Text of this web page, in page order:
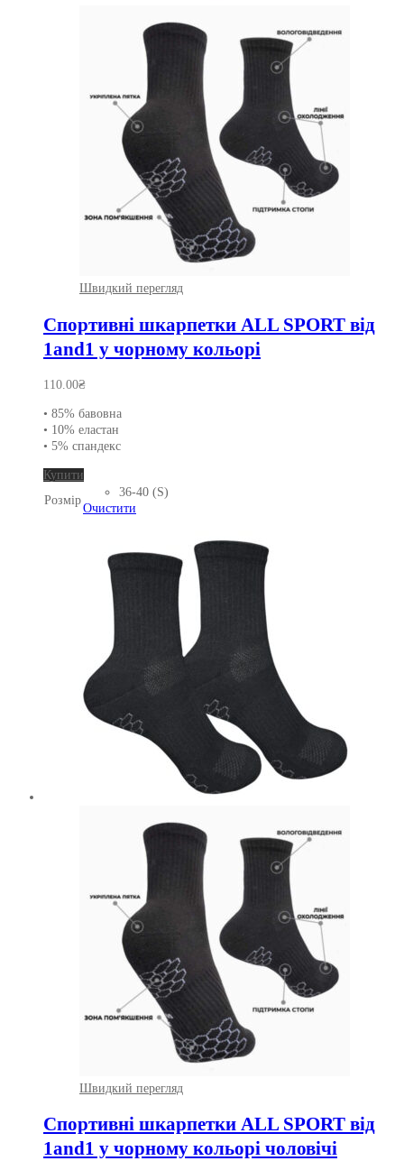
Швидкий перегляд
Спортивні шкарпетки ALL SPORT від
1and1 у чорному кольорі
110.00₴
• 85% бавовна
• 10% еластан
• 5% спандекс
Купити
товар
має
Параметри
можна
вибрати
сторінці
товару
Розмір
36-40 (S)
Очистити
Швидкий перегляд
Спортивні шкарпетки ALL SPORT від
1and1 у чорному кольорі чоловічі